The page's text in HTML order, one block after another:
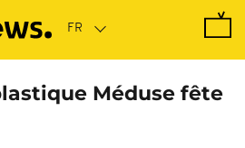
Méduse fête